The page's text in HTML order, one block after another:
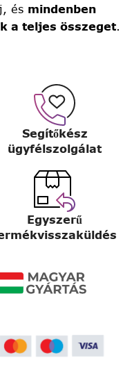
és mindenben
a teljes összeget.
Segítőkész
ügyfélszolgálat
Egyszerű